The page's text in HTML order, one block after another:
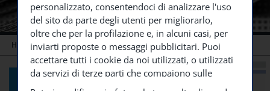
HOME COMUNICAZIONE EVENTI E NEWS LA VALUTAZIONE
personalizzato, consentendoci di analizzare l'uso
del sito da parte degli utenti per migliorarlo,
oltre che per la profilazione e, in alcuni casi, per
inviarti proposte o messaggi pubblicitari. Puoi
accettare tutti i cookie da noi utilizzati, o utilizzati
da servizi di terze parti che compaiono sulle
pagine di questo sito, premendo il pulsante